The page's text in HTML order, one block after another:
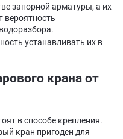
запорной арматуры, а их
вероятность
устанавливать их в
крана от
в способе крепления.
кран пригоден для